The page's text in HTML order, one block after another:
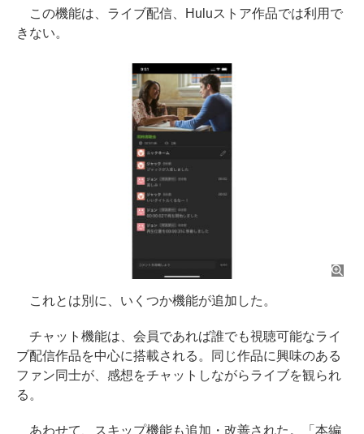
この機能は、ライブ配信、Huluストア作品では利用で
きない。
これとは別に、いくつか機能が追加した。
チャット機能は、会員であれば誰でも視聴可能なライ
ブ配信作品を中心に搭載される。同じ作品に興味のある
ファン同士が、感想をチャットしながらライブを観られ
る。
あわせて、スキップ機能も追加・改善された。「本編